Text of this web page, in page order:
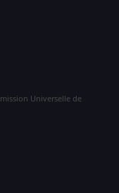
Universelle de